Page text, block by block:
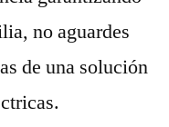
no aguardes
de una solución